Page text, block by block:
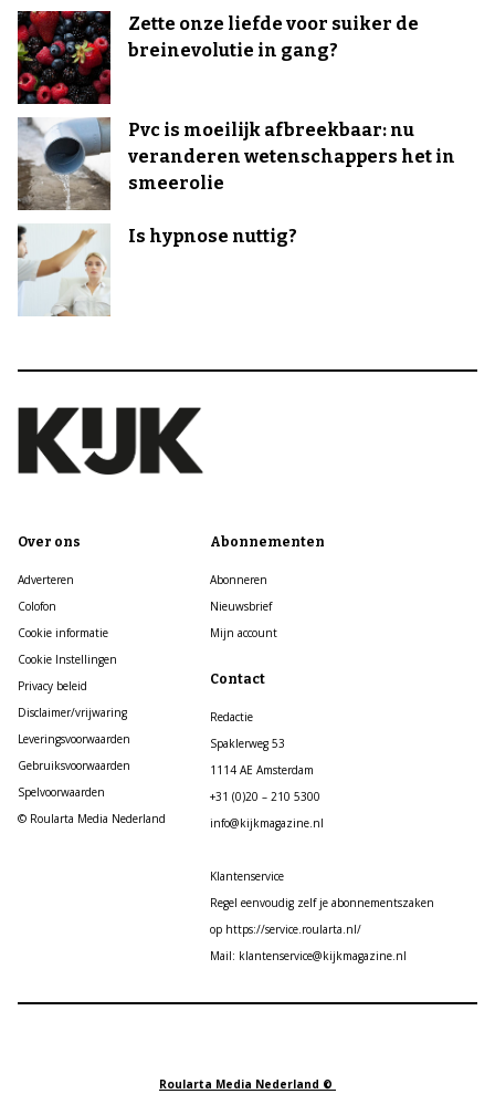
Zette onze liefde voor suiker de
breinevolutie in gang?
Pvc is moeilijk afbreekbaar: nu
veranderen wetenschappers het in
smeerolie
Is hypnose nuttig?
Over ons
Adverteren
Colofon
Cookie informatie
Cookie Instellingen
Privacy beleid
Disclaimer/vrijwaring
Leveringsvoorwaarden
Gebruiksvoorwaarden
Spelvoorwaarden
© Roularta Media Nederland
Abonnementen
Abonneren
Nieuwsbrief
Mijn account
Contact
Redactie
Spaklerweg 53
1114 AE Amsterdam
+31 (0)20 – 210 5300
info@kijkmagazine.nl
Klantenservice
Regel eenvoudig zelf je abonnementszaken
op https://service.roularta.nl/
Mail: klantenservice@kijkmagazine.nl
Roularta Media Nederland ©